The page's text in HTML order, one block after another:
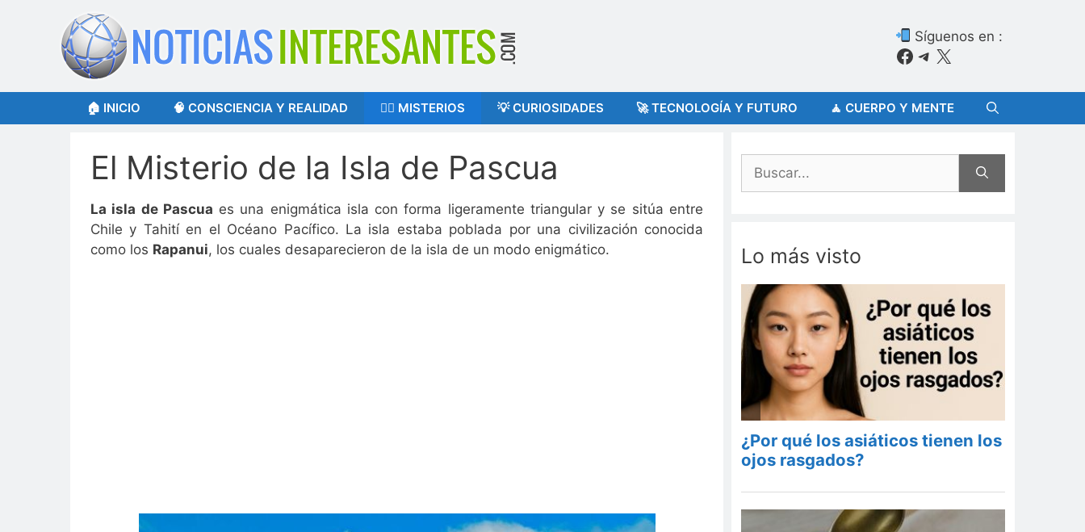
contenido
Síguenos en :
Facebook
Telegram
X
🏠 INICIO 🧠 CONSCIENCIA Y REALIDAD 🕵️‍♂️ MISTERIOS 💡 CURIOSIDADES 🚀 TECNOLOGÍA Y FUTURO 🧘 CUERPO Y MENTE
El Misterio de la Isla de Pascua
La isla de Pascua es una enigmática isla con forma ligeramente triangular y se sitúa entre
Chile y Tahití en el Océano Pacífico. La isla estaba poblada por una civilización conocida
como los Rapanui, los cuales desaparecieron de la isla de un modo enigmático.
Buscar:
Lo más visto